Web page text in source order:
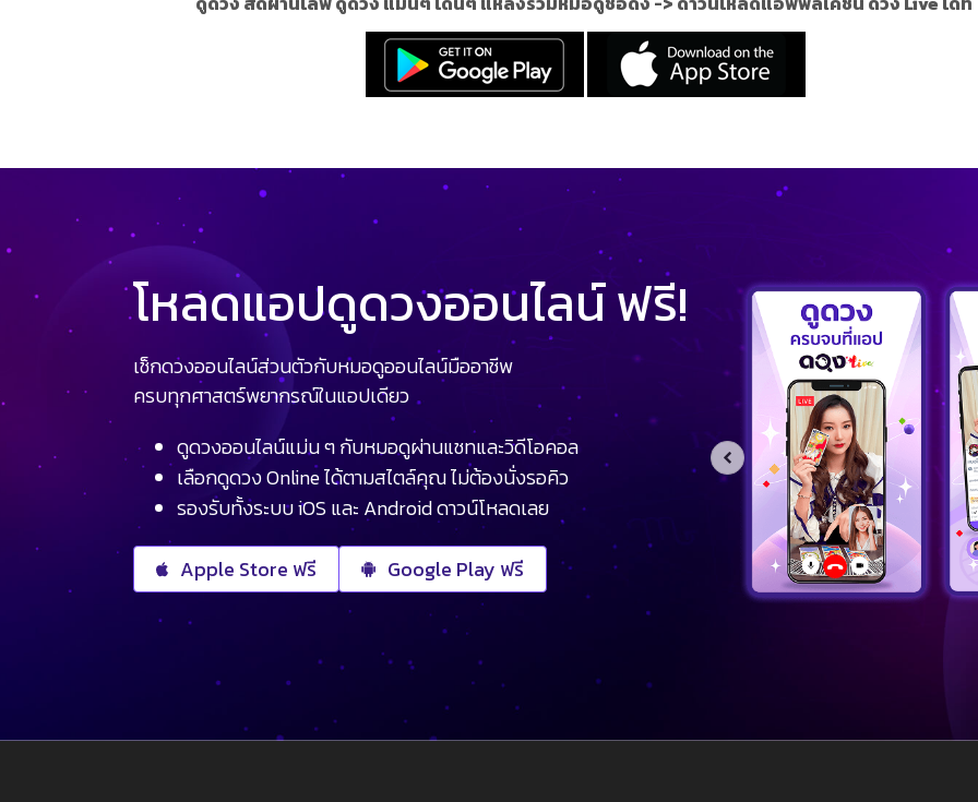
โหลดแอปดูดวงออนไลน์ ฟรี!
เช็กดวงออนไลน์ส่วนตัวกับหมอดูออนไลน์มืออาชีพ
ครบทุกศาสตร์พยากรณ์ในแอปเดียว
ดูดวงออนไลน์แม่น ๆ กับหมอดูผ่านแชทและวิดีโอคอล
เลือกดูดวง Online ได้ตามสไตล์คุณ ไม่ต้องนั่งรอคิว
รองรับทั้งระบบ iOS และ Android ดาวน์โหลดเลย
Apple Store ฟรี Google Play ฟรี